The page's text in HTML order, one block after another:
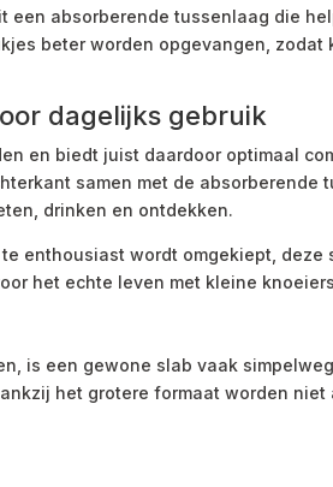
absorberende tussenlaag die
beter worden opgevangen,
dagelijks gebruik
en biedt juist daardoor optimaal
samen met de absorberende
drinken en ontdekken.
enthousiast wordt omgekiept, deze
het echte leven met kleine
is een gewone slab vaak
het grotere formaat worden